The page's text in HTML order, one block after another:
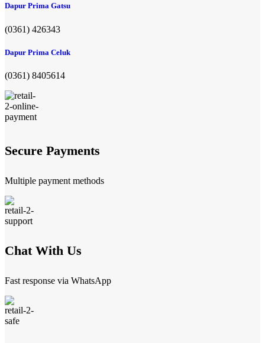
Dapur Prima Gatsu
(0361) 426343
Dapur Prima Celuk
(0361) 8405614
Secure Payments
Multiple payment methods
Chat With Us
Fast response via WhatsApp